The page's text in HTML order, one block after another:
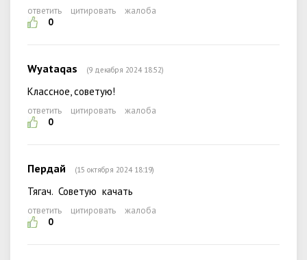
ответить цитировать
жалоба
0
Wyataqas (9 декабря 2024 18:52)
Классное, советую!
ответить цитировать
жалоба
0
Пердай (15 октября 2024 18:19)
Тягач. Советую качать
ответить цитировать
жалоба
0